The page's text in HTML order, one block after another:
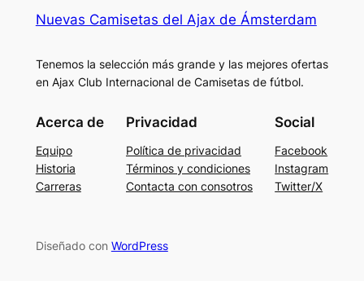
Nuevas Camisetas del Ajax de Ámsterdam
Tenemos la selección más grande y las mejores ofertas
en Ajax Club Internacional de Camisetas de fútbol.
Acerca de
Equipo
Historia
Carreras
Privacidad
Política de privacidad
Términos y condiciones
Contacta con consotros
Social
Facebook
Instagram
Twitter/X
Diseñado con WordPress